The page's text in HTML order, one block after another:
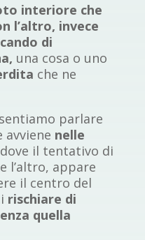
interiore che
l’altro, invece
di
una cosa o uno
che ne
parlare
avviene nelle
il tentativo di
l’altro, appare
il centro del
rischiare di
quella